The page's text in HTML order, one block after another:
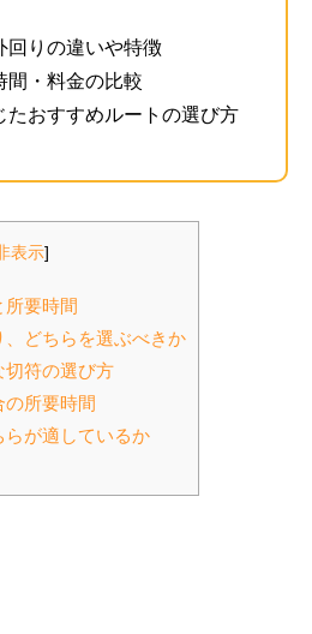
回りの違いや特徴
間・料金の比較
たおすすめルートの選び方
表示]
所要時間
どちらを選ぶべきか
切符の選び方
の所要時間
が適しているか